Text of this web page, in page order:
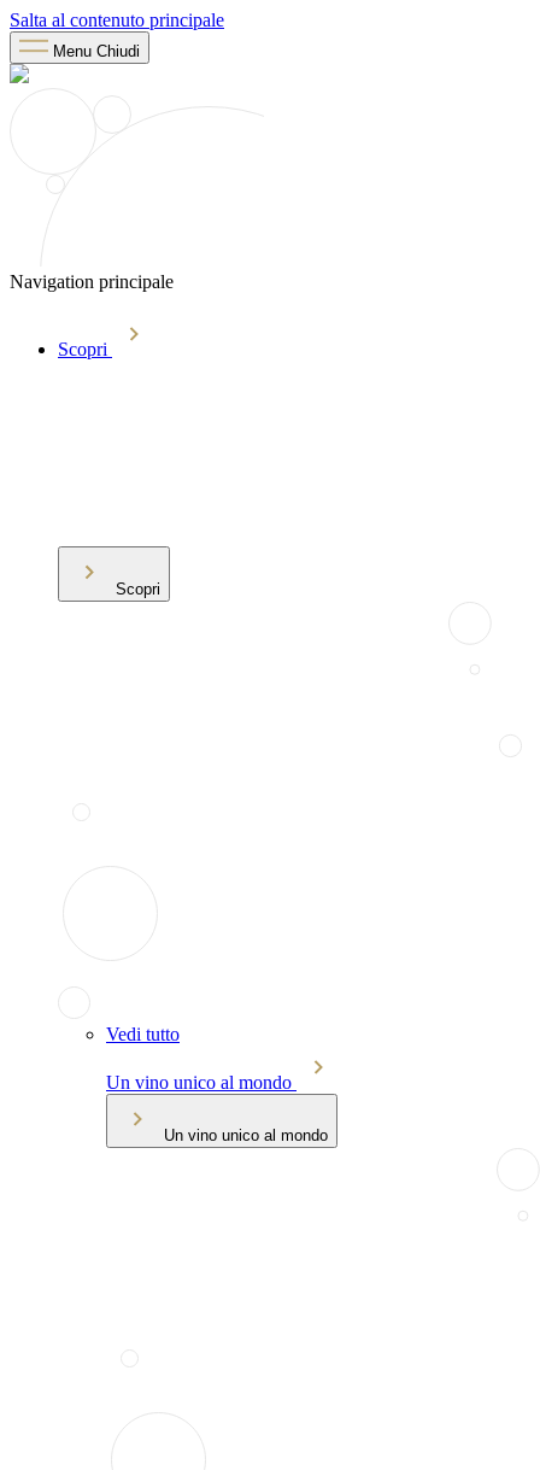
Salta al contenuto principale
Menu Chiudi
Navigation principale
Scopri
Scopri
Vedi tutto
Un vino unico al mondo
Un vino unico al mondo